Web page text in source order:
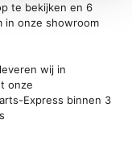
te bekijken en 6
in onze showroom
wij in
onze
Express binnen 3